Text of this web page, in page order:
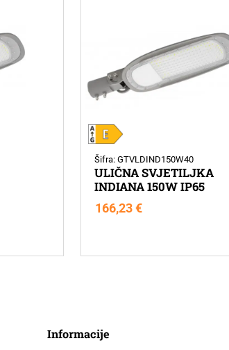
Šifra: GTVLDIND150W40
ULIČNA SVJETILJKA
INDIANA 150W IP65
166,23 €
Informacije